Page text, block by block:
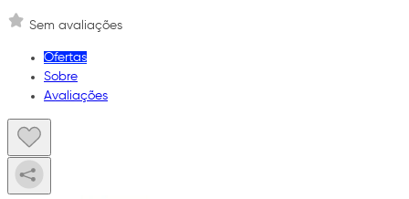
Sem avaliações
Ofertas
Sobre
Avaliações